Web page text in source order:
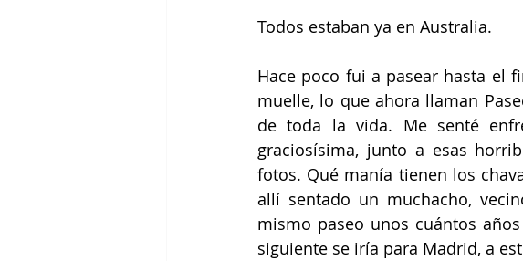
Todos estaban ya en Australia.
Hace poco fui a pasear hasta el
muelle, lo que ahora llaman
de toda la vida. Me senté
graciosísima, junto a esas
fotos. Qué manía tienen los
allí sentado un muchacho,
mismo paseo unos cuántos
siguiente se iría para Madrid, a